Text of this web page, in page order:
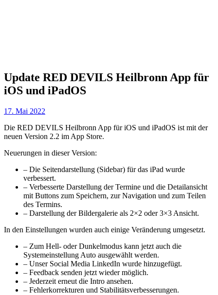
Update RED DEVILS Heilbronn App für
iOS und iPadOS
17. Mai 2022
Die RED DEVILS Heilbronn App für iOS und iPadOS ist mit der
neuen Version 2.2 im App Store.
Neuerungen in dieser Version:
– Die Seitendarstellung (Sidebar) für das iPad wurde
verbessert.
– Verbesserte Darstellung der Termine und die Detailansicht
mit Buttons zum Speichern, zur Navigation und zum Teilen
des Termins.
– Darstellung der Bildergalerie als 2×2 oder 3×3 Ansicht.
In den Einstellungen wurden auch einige Veränderung umgesetzt.
– Zum Hell- oder Dunkelmodus kann jetzt auch die
Systemeinstellung Auto ausgewählt werden.
– Unser Social Media LinkedIn wurde hinzugefügt.
– Feedback senden jetzt wieder möglich.
– Jederzeit erneut die Intro ansehen.
– Fehlerkorrekturen und Stabilitätsverbesserungen.